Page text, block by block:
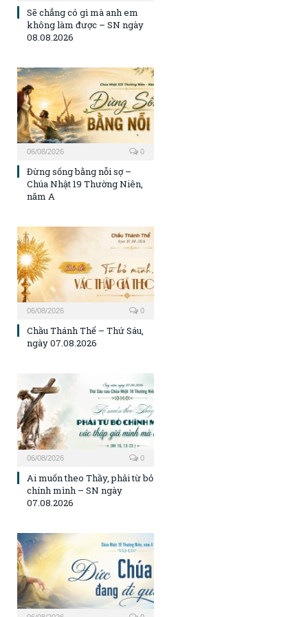
Sẽ chẳng có gì mà anh em
không làm được – SN ngày
08.08.2026
06/08/2026 0
Đừng sống bằng nỗi sợ –
Chúa Nhật 19 Thường Niên,
năm A
06/08/2026 0
Chầu Thánh Thể – Thứ Sáu,
ngày 07.08.2026
06/08/2026 0
Ai muốn theo Thầy, phải từ bỏ
chính mình – SN ngày
07.08.2026